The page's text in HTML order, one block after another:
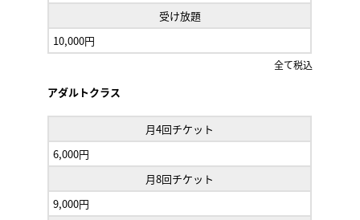
受け放題
10,000円
全て税込
アダルトクラス
月4回チケット
6,000円
月8回チケット
9,000円